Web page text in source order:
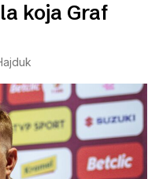
koja Graf